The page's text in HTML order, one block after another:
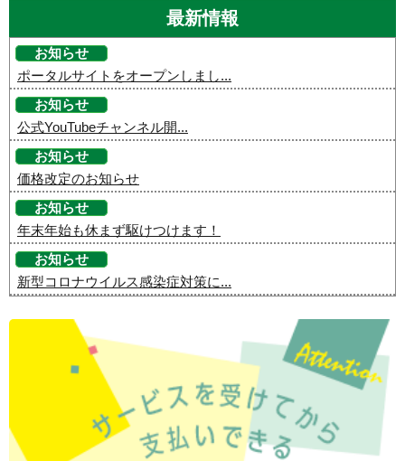
最新情報
お知らせ
ポータルサイトをオープンしまし...
お知らせ
公式YouTubeチャンネル開...
お知らせ
価格改定のお知らせ
お知らせ
年末年始も休まず駆けつけます！
お知らせ
新型コロナウイルス感染症対策に...